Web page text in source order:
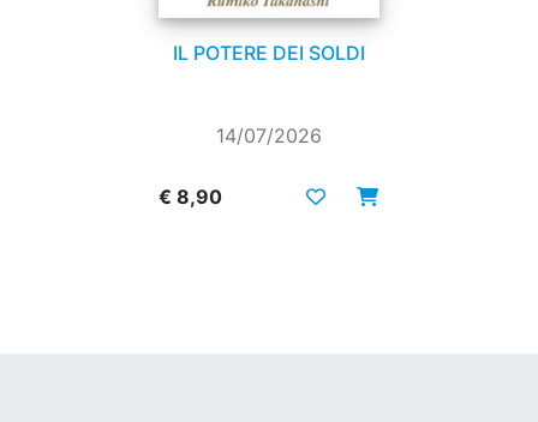
IL POTERE DEI SOLDI
14/07/2026
€ 8,90